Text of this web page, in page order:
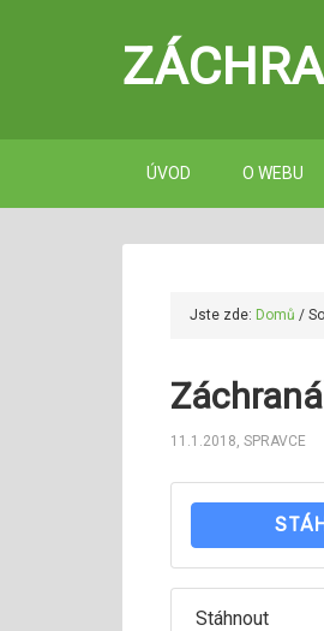
ÚVOD O WEBU
Jste zde: Domů /
11.1.2018, SPRAVCE
Stáhnout